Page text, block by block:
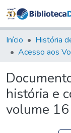
Início História
Acesso aos
história e
volume 16